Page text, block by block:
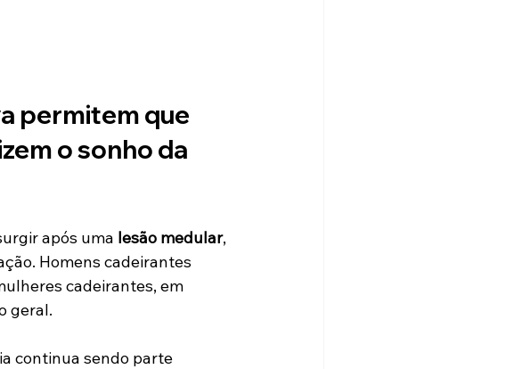
permitem que
o sonho da
após uma lesão medular,
Homens cadeirantes
cadeirantes, em
geral.
continua sendo parte